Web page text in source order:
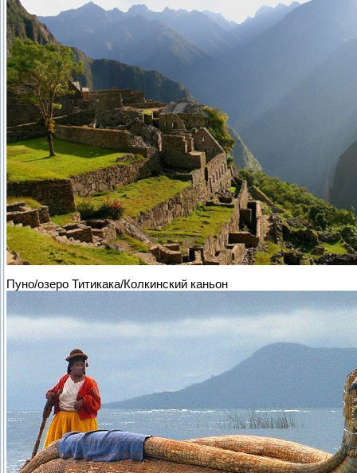
Пуно/озеро Титикака/Колкинский каньон